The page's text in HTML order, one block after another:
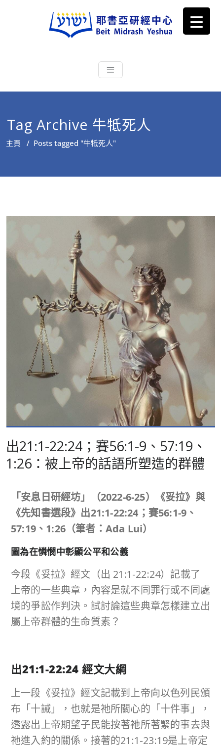
耶書亞研經中心
根源明白聖經，成為更好的門徒
Tag Archive 牛牴死人
主頁 / Posts tagged "牛牴死人"
出21:1-22:24；賽56:1-9、57:19、
1:26：被上帝的話語所塑造的群體
「安息日研經坊」（2022-6-25）《妥拉》與
《先知書選段》出21:1-22:24 ；賽56:1-9 、
57:19 、 1:26 （筆者： Ada Lui）
圖為在憐憫中彰顯公平和公義
今段《妥拉》經文（出 21:1-22:24）記載了
上帝的一些典章，內容是就不同罪行或不同處
境的爭訟作判決。試討論這些典章怎樣建立出
屬上帝群體的生命質素？
出21:1-22:24 經文大綱
上一段《妥拉》經文記載到上帝向以色列民頒
布「十誡」，也就是祂所關心的「十件事」，
透露出上帝期望子民能按著祂所著緊的事去與
祂進入約的關係。接著的21:1-23:19是上帝定